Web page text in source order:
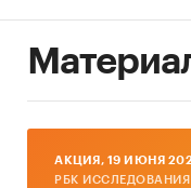
AКЦИЯ, 19 ИЮНЯ
РБК